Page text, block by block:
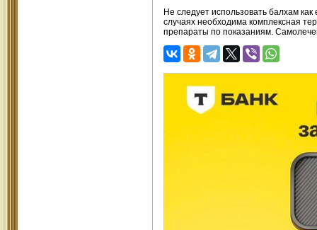
Не следует использовать балхам
случаях необходима комплексная
препараты по показаниям.